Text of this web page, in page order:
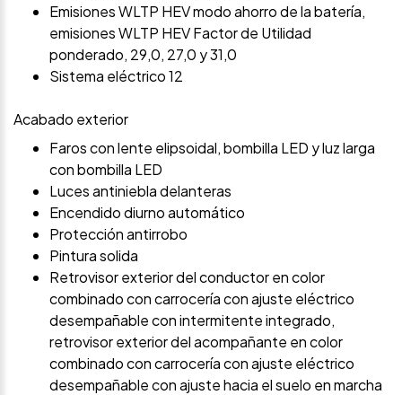
Emisiones WLTP HEV modo ahorro de la batería,
emisiones WLTP HEV Factor de Utilidad
ponderado, 29,0, 27,0 y 31,0
Sistema eléctrico 12
Acabado exterior
Faros con lente elipsoidal, bombilla LED y luz larga
con bombilla LED
Luces antiniebla delanteras
Encendido diurno automático
Protección antirrobo
Pintura solida
Retrovisor exterior del conductor en color
combinado con carrocería con ajuste eléctrico
desempañable con intermitente integrado,
retrovisor exterior del acompañante en color
combinado con carrocería con ajuste eléctrico
desempañable con ajuste hacia el suelo en marcha